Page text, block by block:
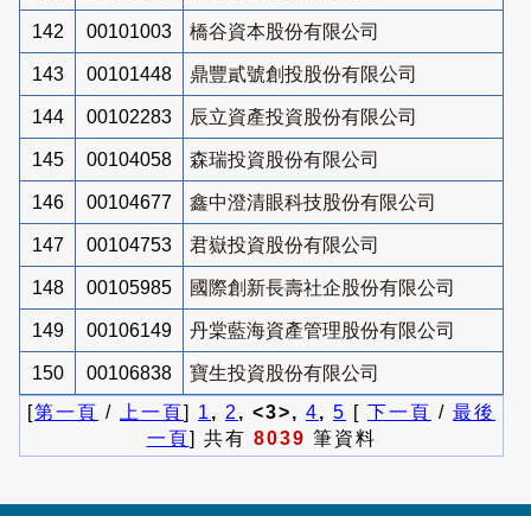
142 00101003 橋谷資本股份有限公司
143 00101448 鼎豐貳號創投股份有限公司
144 00102283 辰立資產投資股份有限公司
145 00104058 森瑞投資股份有限公司
146 00104677 鑫中澄清眼科技股份有限公司
147 00104753 君嶽投資股份有限公司
148 00105985 國際創新長壽社企股份有限公司
149 00106149 丹棠藍海資產管理股份有限公司
150 00106838
寶生投資股份有限公司
[第一頁 / 上一頁] 1 , 2 , <3>, 4, 5 [ 下一頁 / 最後
一頁] 共有 8039 筆資料